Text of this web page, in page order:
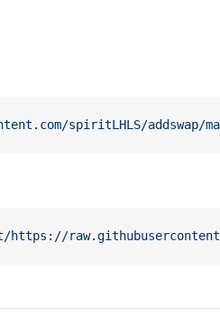
spiritLHLS/addswap/